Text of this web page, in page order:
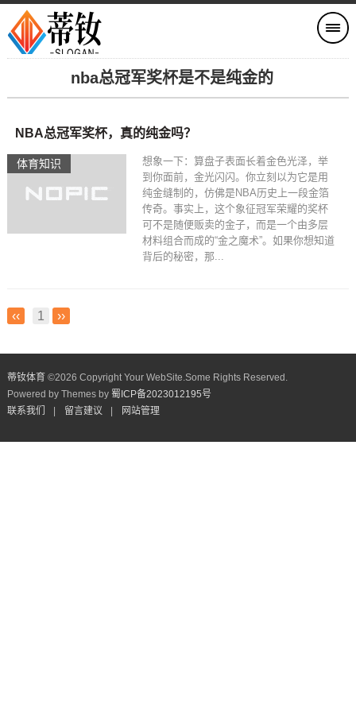
nba总冠军奖杯是不是纯金的
体育知识
NBA总冠军奖杯，真的纯金吗？
想象一下：算盘子表面长着金色光泽，举
到你面前，金光闪闪。你立刻以为它是用
纯金缝制的，仿佛是NBA历史上一段金箔
传奇。事实上，这个象征冠军荣耀的奖杯
可不是随便贩卖的金子，而是一个由多层
材料组合而成的“金之魔术”。如果你想知道
背后的秘密，那...
‹‹ 1 ››
蒂钕体育 ©2026 Copyright Your WebSite.Some Rights Reserved.
Powered by Themes by 蜀ICP备2023012195号
联系我们
留言建议 网站管理